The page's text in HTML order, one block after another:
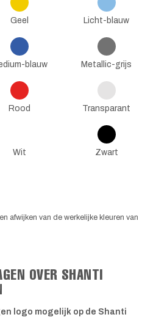
Geel Licht-blauw
blauw Metallic-grijs
Rood Transparant
Wit Zwart
afwijken van de werkelijke kleuren van
OVER SHANTI
logo mogelijk op de Shanti